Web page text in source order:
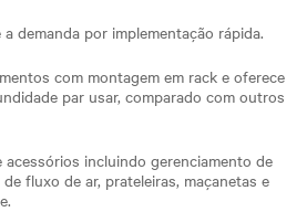
demanda por implementação rápida.
com montagem em rack e oferece
par usar, comparado com outros
incluindo gerenciamento de
fluxo de ar, prateleiras, maçanetas e